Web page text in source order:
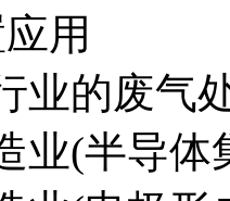
用
业的废气
业(半导